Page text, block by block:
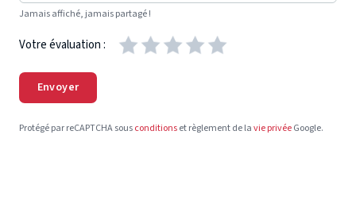
Jamais affiché, jamais partagé !
Votre évaluation :
Envoyer
Protégé par reCAPTCHA sousconditionset règlement de lavie privéeGoogle.